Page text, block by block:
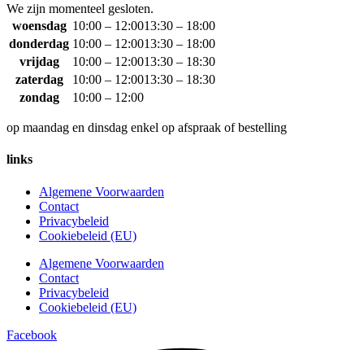
We zijn momenteel gesloten.
woensdag 10:00 – 12:0013:30 – 18:00
donderdag 10:00 – 12:0013:30 – 18:00
vrijdag
10:00 – 12:0013:30 – 18:30
zaterdag
10:00 – 12:0013:30 – 18:30
zondag
10:00 – 12:00
op maandag en dinsdag enkel op afspraak of bestelling
links
Algemene Voorwaarden
Contact
Privacybeleid
Cookiebeleid (EU)
Algemene Voorwaarden
Contact
Privacybeleid
Cookiebeleid (EU)
Facebook